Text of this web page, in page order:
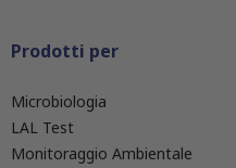
Prodotti per
Microbiologia
LAL Test
Monitoraggio Ambientale